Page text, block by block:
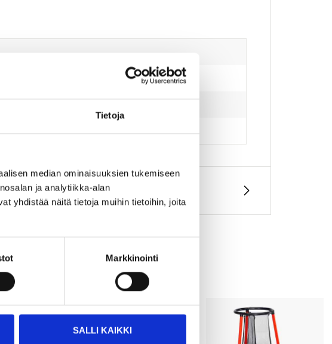
Tietoja
median ominaisuuksien tukemiseen
ja analytiikka-alan
yhdistää näitä tietoja muihin tietoihin, joita
Markkinointi
SALLI KAIKKI